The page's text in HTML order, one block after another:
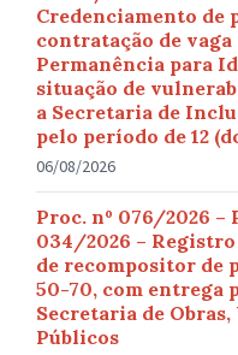
Credenciamento de
contratação de
Permanência para
situação de
a Secretaria de
pelo período de 12
06/08/2026
Proc. nº 076/2026 –
034/2026 –
de recompositor de
50-70, com entrega
Secretaria de
Públicos